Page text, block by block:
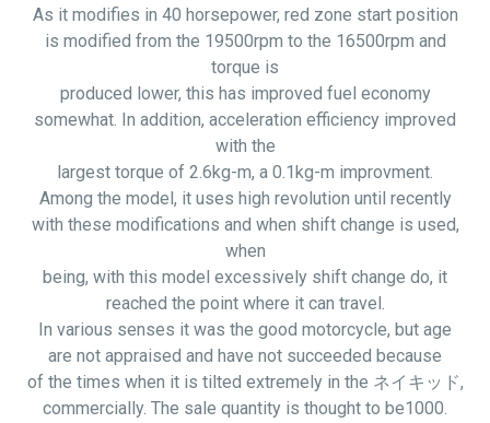
As it modifies in 40 horsepower, red zone start position
is modified from the 19500rpm to the 16500rpm and
torque is
produced lower, this has improved fuel economy
somewhat. In addition, acceleration efficiency improved
with the
largest torque of 2.6kg-m, a 0.1kg-m improvment.
Among the model, it uses high revolution until recently
with these modifications and when shift change is used,
when
being, with this model excessively shift change do, it
reached the point where it can travel.
In various senses it was the good motorcycle, but age
are not appraised and have not succeeded because
of the times when it is tilted extremely in the ネイキッド,
commercially. The sale quantity is thought to be1000.